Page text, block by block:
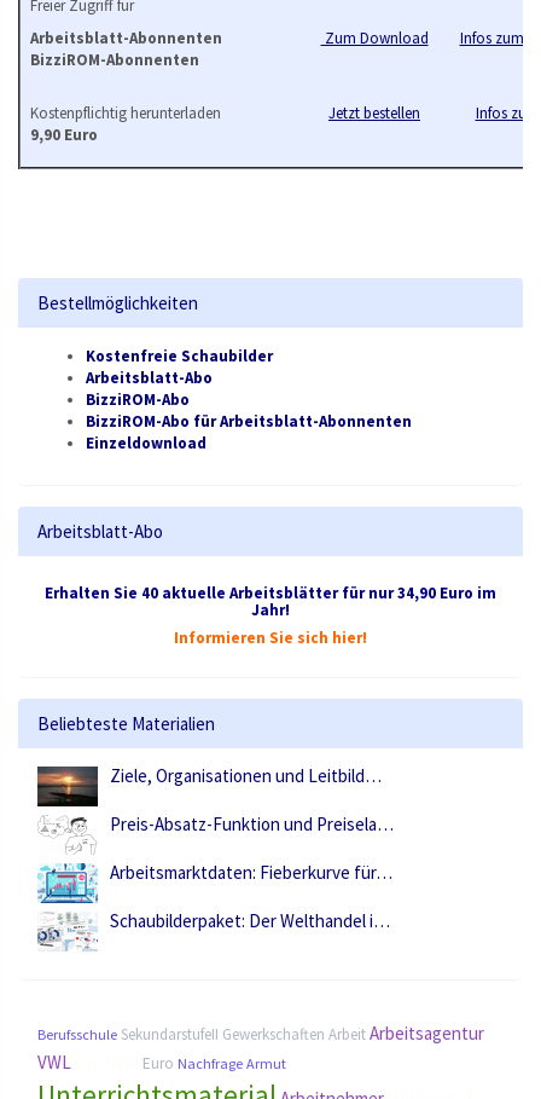
Freier Zugriff für
Arbeitsblatt-Abonnenten
BizziROM-Abonnenten
Zum Download Infos zum
Kostenpflichtig herunterladen
9,90 Euro
Jetzt bestellen Infos zur
Bestellmöglichkeiten
Kostenfreie Schaubilder
Arbeitsblatt-Abo
BizziROM-Abo
BizziROM-Abo für Arbeitsblatt-Abonnenten
Einzeldownload
Arbeitsblatt-Abo
Erhalten Sie 40 aktuelle Arbeitsblätter für nur 34,90 Euro im
Jahr!
Informieren Sie sich hier!
Beliebteste Materialien
Ziele, Organisationen und Leitbild…
Preis-Absatz-Funktion und Preisela…
Arbeitsmarktdaten: Fieberkurve für…
Schaubilderpaket: Der Welthandel i…
Berufsschule SekundarstufeII Gewerkschaften ArbeitArbeitsagentur
VWL
Euro Nachfrage Armut